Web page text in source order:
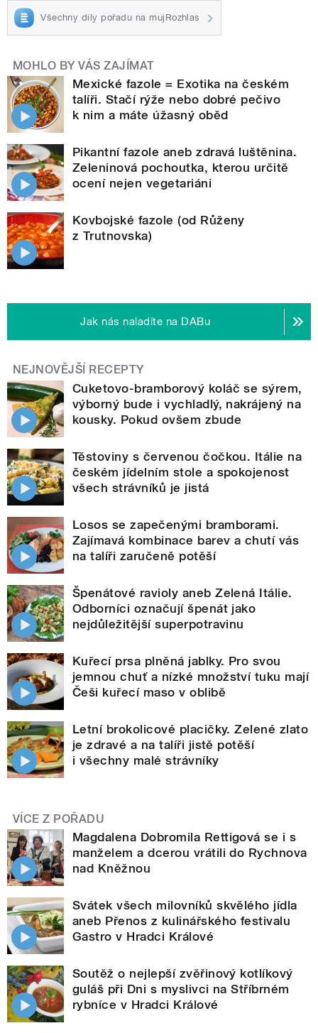
Všechny díly pořadu na mujRozhlas
MOHLO BY VÁS ZAJÍMAT
Mexické fazole = Exotika na českém
talíři. Stačí rýže nebo dobré pečivo
k nim a máte úžasný oběd
Pikantní fazole aneb zdravá luštěnina.
Zeleninová pochoutka, kterou určitě
ocení nejen vegetariáni
Kovbojské fazole (od Růženy
z Trutnovska)
Jak nás naladíte na DABu
NEJNOVĚJŠÍ RECEPTY
Cuketovo-bramborový koláč se sýrem,
výborný bude i vychladlý, nakrájený na
kousky. Pokud ovšem zbude
Těstoviny s červenou čočkou. Itálie na
českém jídelním stole a spokojenost
všech strávníků je jistá
Losos se zapečenými bramborami.
Zajímavá kombinace barev a chutí vás
na talíři zaručeně potěší
Špenátové ravioly aneb Zelená Itálie.
Odborníci označují špenát jako
nejdůležitější superpotravinu
Kuřecí prsa plněná jablky. Pro svou
jemnou chuť a nízké množství tuku mají
Češi kuřecí maso v oblibě
Letní brokolicové placičky. Zelené zlato
je zdravé a na talíři jistě potěší
i všechny malé strávníky
VÍCE Z POŘADU
Magdalena Dobromila Rettigová se i s
manželem a dcerou vrátili do Rychnova
nad Kněžnou
Svátek všech milovníků skvělého jídla
aneb Přenos z kulinářského festivalu
Gastro v Hradci Králové
Soutěž o nejlepší zvěřinový kotlíkový
guláš při Dni s myslivci na Stříbrném
rybníce v Hradci Králové